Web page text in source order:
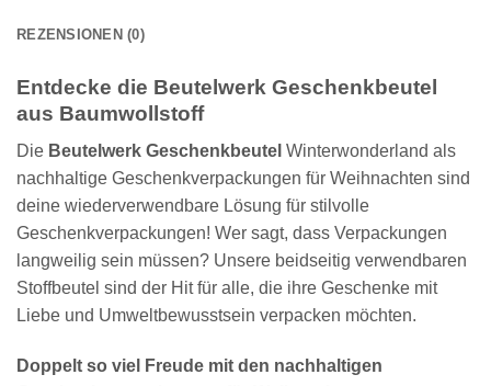
REZENSIONEN (0)
Entdecke die Beutelwerk Geschenkbeutel
aus Baumwollstoff
Die Beutelwerk Geschenkbeutel Winterwonderland als
nachhaltige Geschenkverpackungen für Weihnachten sind
deine wiederverwendbare Lösung für stilvolle
Geschenkverpackungen! Wer sagt, dass Verpackungen
langweilig sein müssen? Unsere beidseitig verwendbaren
Stoffbeutel sind der Hit für alle, die ihre Geschenke mit
Liebe und Umweltbewusstsein verpacken möchten.
Doppelt so viel Freude mit den nachhaltigen